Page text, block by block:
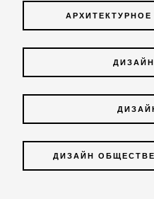
ДИЗАЙН